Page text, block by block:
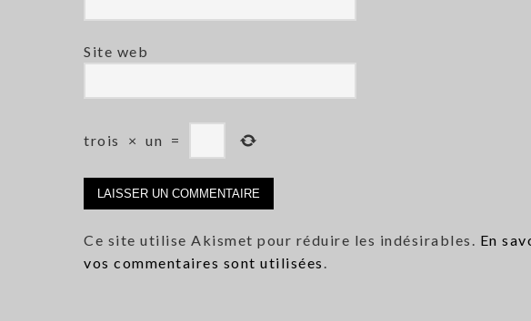
Site web
trois × un =
Ce site utilise Akismet pour réduire les indésirables. En
vos commentaires sont utilisées